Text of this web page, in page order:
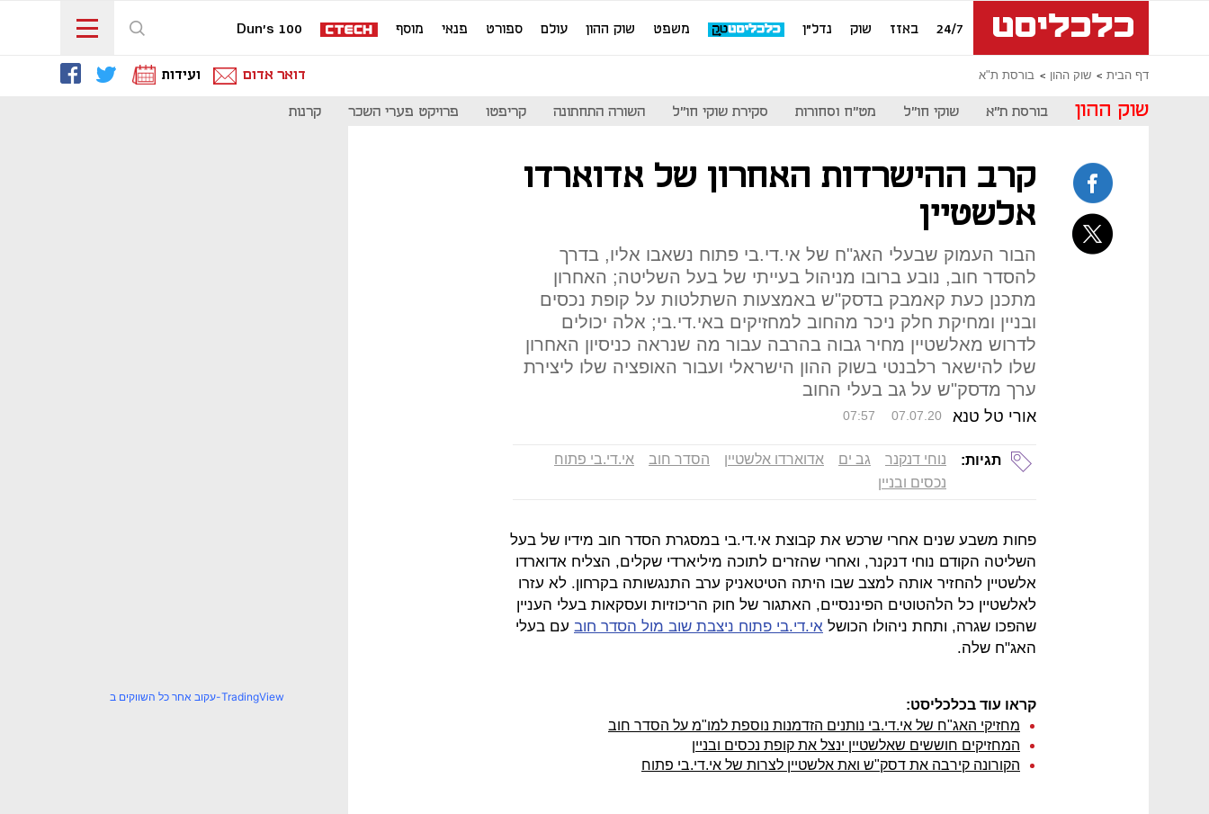
24/7 באזז שוק נדל"ן משפט שוק ההון עולם ספורט פנאי מוסף Dun's 100
דף הבית שוק ההון בורסת ת"א דואר אדום ועידות
שוק ההון בורסת ת"א שוקי חו"ל מט"ח וסחורות סקירת שוקי חו"ל השורה התחתונה קריפטו פרויקט פערי השכר קרנות
קרב ההישרדות האחרון של אדוארדו
אלשטיין
הבור העמוק שבעלי האג"ח של אי.די.בי פתוח נשאבו אליו, בדרך
להסדר חוב, נובע ברובו מניהול בעייתי של בעל השליטה; האחרון
מתכנן כעת קאמבק בדסק"ש באמצעות השתלטות על קופת נכסים
ובניין ומחיקת חלק ניכר מהחוב למחזיקים באי.די.בי; אלה יכולים
לדרוש מאלשטיין מחיר גבוה בהרבה עבור מה שנראה כניסיון האחרון
שלו להישאר רלבנטי בשוק ההון הישראלי ועבור האופציה שלו ליצירת
ערך מדסק"ש על גב בעלי החוב
אורי טל טנא 07:57 07.07.20
תגיות: נוחי דנקנר גב ים אדוארדו אלשטיין הסדר חוב
אי.די.בי פתוח
נכסים ובניין
פחות משבע שנים אחרי שרכש את קבוצת אי.די.בי במסגרת הסדר חוב מידיו של בעל
השליטה הקודם נוחי דנקנר, ואחרי שהזרים לתוכה מיליארדי שקלים, הצליח אדוארדו
אלשטיין להחזיר אותה למצב שבו היתה הטיטאניק ערב התנגשותה בקרחון. לא עזרו
לאלשטיין כל הלהטוטים הפיננסיים, האתגור של חוק הריכוזיות ועסקאות בעלי העניין
שהפכו שגרה, ותחת ניהולו הכושל אי.די.בי פתוח ניצבת שוב מול הסדר חוב עם בעלי
האג"ח שלה.
קראו עוד בכלכליסט:
מחזיקי האג"ח של אי.די.בי נותנים הזדמנות נוספת למו"מ על הסדר חוב
המחזיקים חוששים שאלשטיין ינצל את קופת נכסים ובניין
הקורונה קירבה את דסק"ש ואת אלשטיין לצרות של אי.די.בי פתוח
עקוב אחר כל השווקים ב-TradingView